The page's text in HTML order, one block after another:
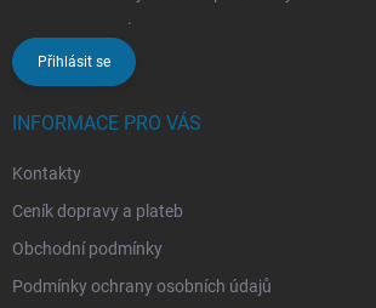
.
Přihlásit se
INFORMACE PRO VÁS
Kontakty
Ceník dopravy a plateb
Obchodní podmínky
Podmínky ochrany osobních údajů